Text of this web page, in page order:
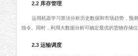
2.2 库存管理
运用机器学习算法分析历史数据和市场趋势，预
指令。同时，利用大数据分析可确定最优的货物存储
2.3 运输调度